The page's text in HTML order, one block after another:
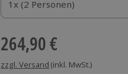
1x (2 Personen)
1x (2 Personen)
264,90 €
zzgl. Versand (inkl. MwSt.)